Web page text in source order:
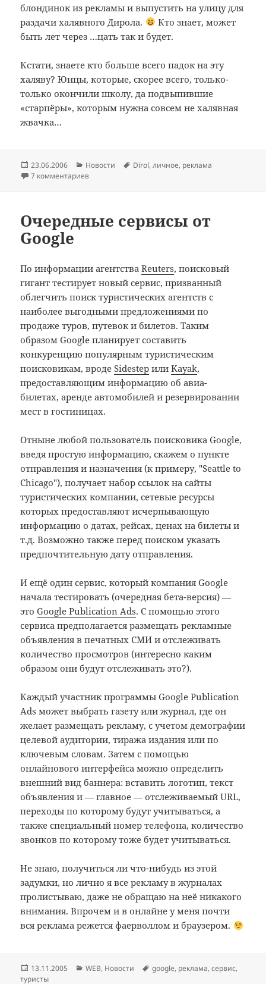
блондинок из рекламы и выпустить на улицу для
раздачи халявного Дирола.
Кто знает, может
быть лет через …цать так и будет.
Кстати, знаете кто больше всего падок на эту
халяву? Юнцы, которые, скорее всего, только-
только окончили школу, да подвыпившие
«старпёры», которым нужна совсем не халявная
жвачка…
Опубликовано
23.06.2006 Рубрики
Новости Метки
Dirol,личное, реклама
7 комментариев
Очередные сервисы от
Google
По информации агентстваReuters, поисковый
гигант тестирует новый сервис, призванный
облегчить поиск туристических агентств с
наиболее выгодными предложениями по
продаже туров, путевок и билетов. Таким
образом Google планирует составить
конкуренцию популярным туристическим
поисковикам, вродеSidestep илиKayak,
предоставляющим информацию об авиа-
билетах, аренде автомобилей и резервировании
мест в гостиницах.
Отныне любой пользователь поисковика Google,
введя простую информацию, скажем о пункте
отправления и назначения (к примеру, "Seattle to
Chicago"), получает набор ссылок на сайты
туристических компании, сетевые ресурсы
которых предоставляют исчерпывающую
информацию о датах, рейсах, ценах на билеты и
т.д. Возможно также перед поиском указать
предпочтительную дату отправления.
И ещё один сервис, который компания Google
начала тестировать (очередная бета-версия) —
этоGoogle Publication Ads. С помощью этого
сервиса предполагается размещать рекламные
объявления в печатных СМИ и отслеживать
количество просмотров (интересно каким
образом они будут отслеживать это?).
Каждый участник программы Google Publication
Ads может выбрать газету или журнал, где он
желает размещать рекламу, с учетом демографии
целевой аудитории, тиража издания или по
ключевым словам. Затем с помощью
онлайнового интерфейса можно определить
внешний вид баннера: вставить логотип, текст
объявления и — главное — отслеживаемый URL,
переходы по которому будут учитываться, а
также специальный номер телефона, количество
звонков по которому тоже будет учитываться.
Не знаю, получиться ли что-нибудь из этой
задумки, но лично я все рекламу в журналах
пролистываю, даже не обращаю на неё никакого
внимания. Впрочем и в онлайне у меня почти
вся реклама режется фаерволлом и браузером.
Опубликовано
13.11.2005 Рубрики
WEB, Новости Метки
google, реклама,сервис,
туристы